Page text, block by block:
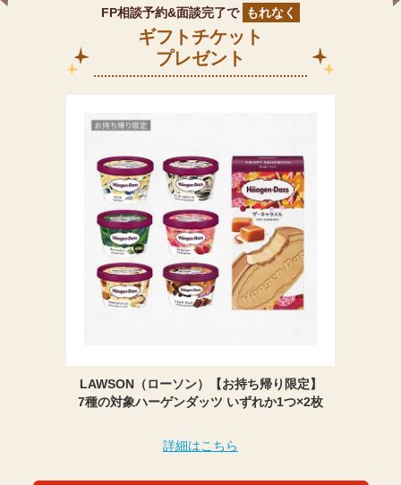
FP相談予約&面談完了で もれなく
ギフトチケット
プレゼント
LAWSON（ローソン）【お持ち帰り限定】
7種の対象ハーゲンダッツ いずれか1つ×2枚
詳細はこちら